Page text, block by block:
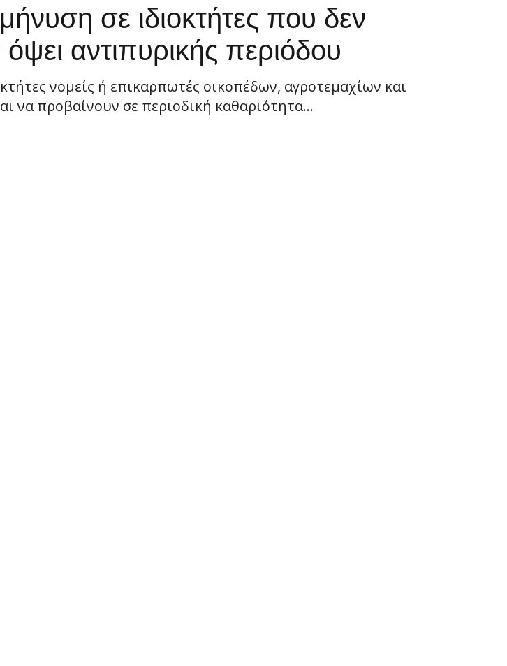
σε ιδιοκτήτες που δεν
αντιπυρικής περιόδου
νομείς ή επικαρπωτές οικοπέδων, αγροτεμαχίων και
να προβαίνουν σε περιοδική καθαριότητα...